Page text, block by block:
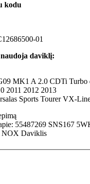
kodu
01
a daviklį:
MK1 A 2.0 CDTi Turbo
2011 2012 2013
Sports Tourer VX-
55487269 SNS167
NOX Daviklis